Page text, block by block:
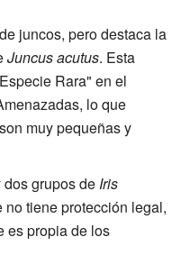
juncos, pero destaca la
Juncus acutus. Esta
Rara" en el
lo que
muy pequeñas y
grupos de Iris
no tiene protección legal,
es propia de los